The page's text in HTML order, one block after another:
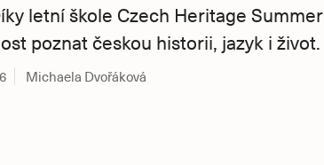
letní škole Czech Heritage Summer
poznat českou historii, jazyk i život.
Michaela Dvořáková